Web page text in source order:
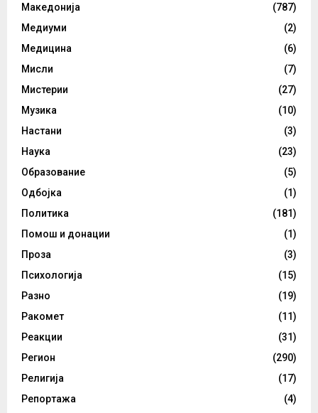
Македонија
(787)
Медиуми
(2)
Медицина
(6)
Мисли
(7)
Мистерии
(27)
Музика
(10)
Настани
(3)
Наука
(23)
Образование
(5)
Одбојка
(1)
Политика
(181)
Помош и донации
(1)
Проза
(3)
Психологија
(15)
Разно
(19)
Ракомет
(11)
Реакции
(31)
Регион
(290)
Религија
(17)
Репортажа
(4)